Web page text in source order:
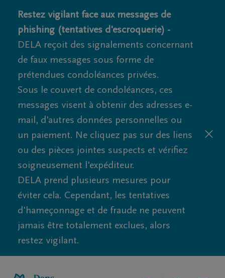
Restez vigilant face aux messages de
phishing (tentatives d'escroquerie) -
DELA reçoit des signalements concernant
de faux messages sous forme de
prétendues condoléances privées.
Sous le couvert de condoléances, ces
messages visent à obtenir des adresses e-
mail, d'autres données personnelles ou
un paiement. Ne cliquez pas sur des liens
ou des pièces jointes suspects et vérifiez
soigneusement l'expéditeur.
DELA prend plusieurs mesures pour
éviter cela. Cependant, les tentatives
d'hameçonnage et de fraude ne peuvent
jamais être totalement exclues, alors
restez vigilant.